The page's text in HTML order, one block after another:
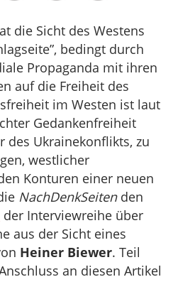
die Sicht des Westens
bedingt durch
Propaganda mit ihren
auf die Freiheit des
im Westen ist laut
Gedankenfreiheit
des Ukrainekonflikts, zu
westlicher
Konturen einer neuen
NachDenkSeitenden
der Interviewreihe über
aus der Sicht eines
Heiner Biewer. Teil
an diesen Artikel